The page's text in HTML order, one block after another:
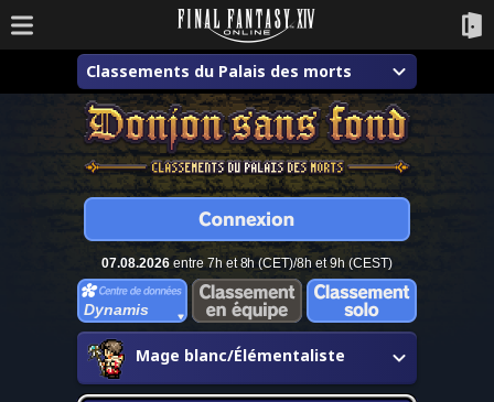
Classements du Palais des morts
07.08.2026entre 7h et 8h (CET)/8h et 9h (CEST)
Dynamis
Mage blanc/Élémentaliste